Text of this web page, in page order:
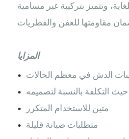
وتتميز بتركيبة غير مسامية
المزايا
التكلفة بالنسبة لتصميمه
متين للاستخدام المتكرر
متطلبات صيانة قليلة